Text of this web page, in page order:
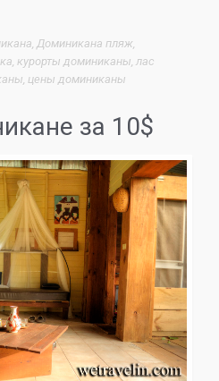
, Доминикана пляж,
, курорты доминиканы, лас
, цены доминиканы
за 10$